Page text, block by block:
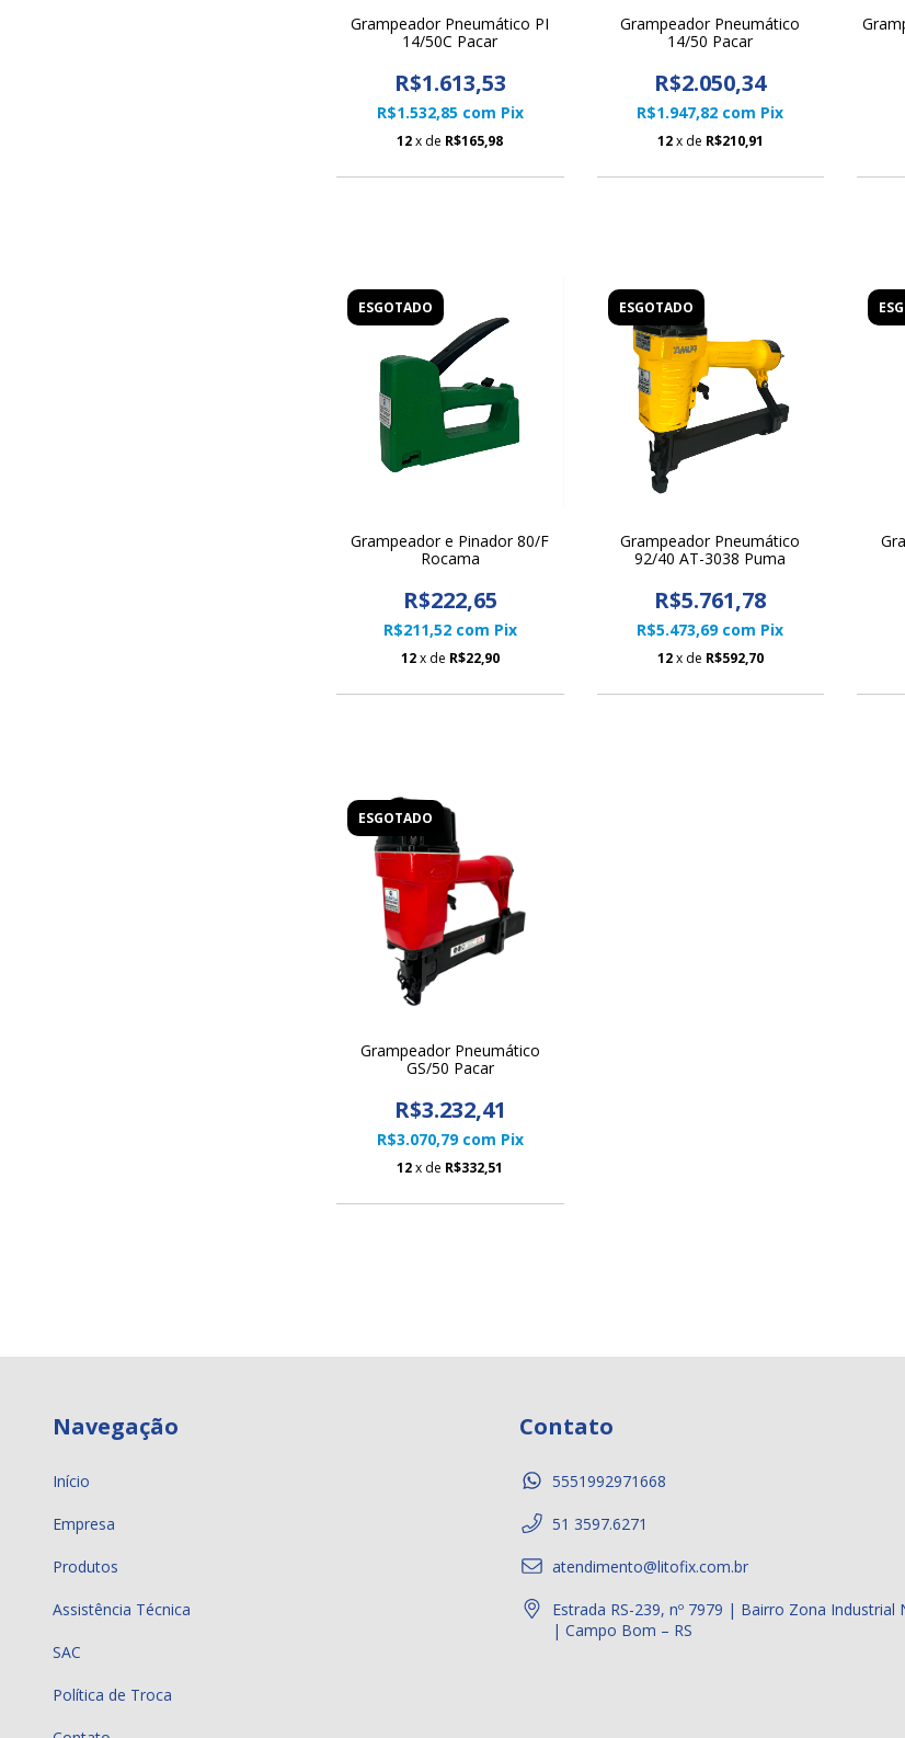
Grampeador Pneumático PI
14/50C Pacar
R$1.613,53
R$1.532,85 com Pix
12x de R$165,98
Grampeador Pneumático
14/50 Pacar
R$2.050,34
R$1.947,82 com Pix
12x de R$210,91
ESGOTADO
Grampeador e Pinador 80/F
Rocama
R$222,65
R$211,52 com Pix
12x de R$22,90
ESGOTADO
Grampeador Pneumático
92/40 AT-3038 Puma
R$5.761,78
R$5.473,69 com Pix
12x de R$592,70
ESGOTADO
Grampeador Pneumático
GS/50 Pacar
R$3.232,41
R$3.070,79 com Pix
12x de R$332,51
Navegação
Início
Empresa
Produtos
Assistência Técnica
SAC
Política de Troca
Contato
5551992971668
51 3597.6271
atendimento@litofix.com.br
Estrada RS-239, nº 7979 | Bairro Zona Industrial
| Campo Bom – RS